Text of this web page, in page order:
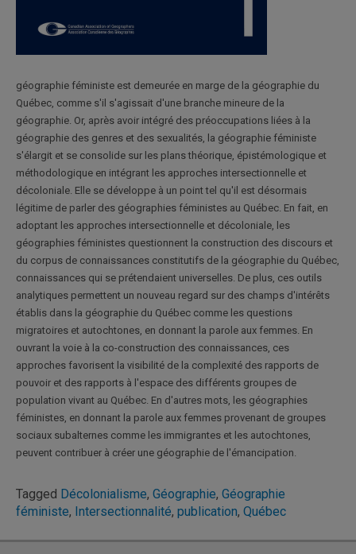
géographie féministe est demeurée en marge de la géographie du
Québec, comme s'il s'agissait d'une branche mineure de la
géographie. Or, après avoir intégré des préoccupations liées à la
géographie des genres et des sexualités, la géographie féministe
s'élargit et se consolide sur les plans théorique, épistémologique et
méthodologique en intégrant les approches intersectionnelle et
décoloniale. Elle se développe à un point tel qu'il est désormais
légitime de parler des géographies féministes au Québec. En fait, en
adoptant les approches intersectionnelle et décoloniale, les
géographies féministes questionnent la construction des discours et
du corpus de connaissances constitutifs de la géographie du Québec,
connaissances qui se prétendaient universelles. De plus, ces outils
analytiques permettent un nouveau regard sur des champs d'intérêts
établis dans la géographie du Québec comme les questions
migratoires et autochtones, en donnant la parole aux femmes. En
ouvrant la voie à la co-construction des connaissances, ces
approches favorisent la visibilité de la complexité des rapports de
pouvoir et des rapports à l'espace des différents groupes de
population vivant au Québec. En d'autres mots, les géographies
féministes, en donnant la parole aux femmes provenant de groupes
sociaux subalternes comme les immigrantes et les autochtones,
peuvent contribuer à créer une géographie de l'émancipation.
Tagged Décolonialisme, Géographie, Géographie
féministe, Intersectionnalité, publication, Québec